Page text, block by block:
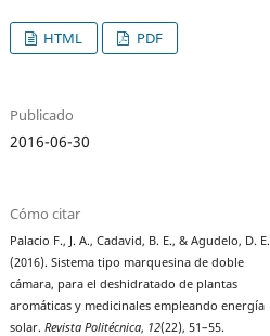
HTML PDF
Publicado
2016-06-30
Cómo citar
Palacio F., J. A., Cadavid, B. E., & Agudelo, D. E.
(2016). Sistema tipo marquesina de doble
cámara, para el deshidratado de plantas
aromáticas y medicinales empleando energía
solar.Revista Politécnica, 12(22), 51–55.